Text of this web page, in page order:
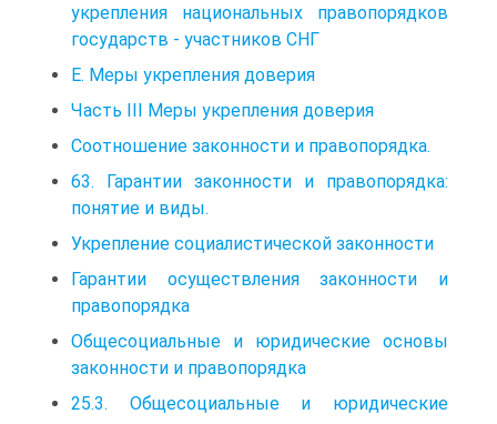
укрепления национальных правопорядков
государств - участников СНГ
Е. Меры укрепления доверия
Часть III Меры укрепления доверия
Соотношение законности и правопорядка.
63. Гарантии законности и правопорядка:
понятие и виды.
Укрепление социалистической законности
Гарантии осуществления законности и
правопорядка
Общесоциальные и юридические основы
законности и правопорядка
25.3. Общесоциальные и юридические